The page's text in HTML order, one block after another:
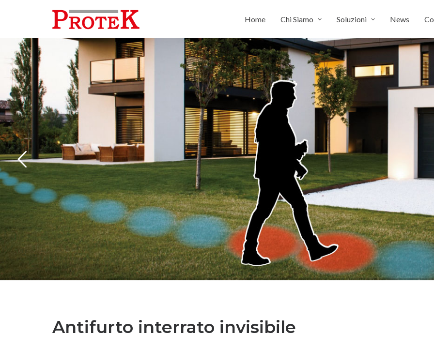
Home Chi Siamo Soluzioni News
Antifurto interrato invisibile